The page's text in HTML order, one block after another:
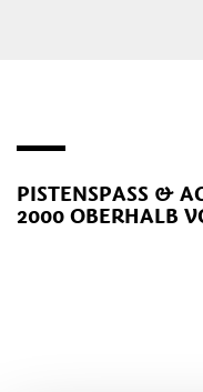
PISTENSPASS &
000 OBERHALB